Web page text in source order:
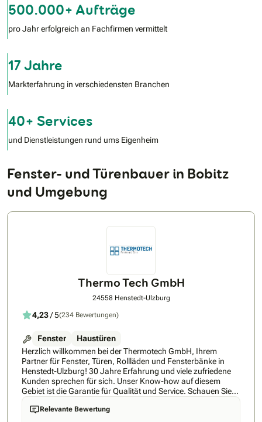
500.000+ Aufträge
pro Jahr erfolgreich an Fachfirmen vermittelt
17 Jahre
Markterfahrung in verschiedensten Branchen
40+ Services
und Dienstleistungen rund ums Eigenheim
Fenster- und Türenbauer in Bobitz
und Umgebung
Thermo Tech GmbH
24558 Henstedt-Ulzburg
4,23/ 5(234 Bewertungen)
Fenster
Haustüren
Herzlich willkommen bei der Thermotech GmbH, Ihrem
Partner für Fenster, Türen, Rollläden und Fensterbänke in
Henstedt-Ulzburg! 30 Jahre Erfahrung und viele zufriedene
Kunden sprechen für sich. Unser Know-how auf diesem
Gebiet ist die Garantie für Qualität und Service. Schauen Sie
sich auch unsere Bewertungen auf Google an. Wenn Sie für
Ihr Heim Schutz vor intensiver Sonneneinstrahlung, lästigen
Relevante Bewertung